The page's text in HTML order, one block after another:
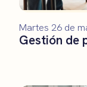
Gestión de
Martes 26 de